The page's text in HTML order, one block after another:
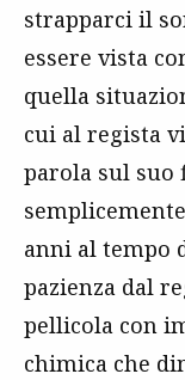
strapparci il
essere vista
quella
cui al regista
parola sul suo
anni al tempo
pazienza dal
pellicola con
chimica che